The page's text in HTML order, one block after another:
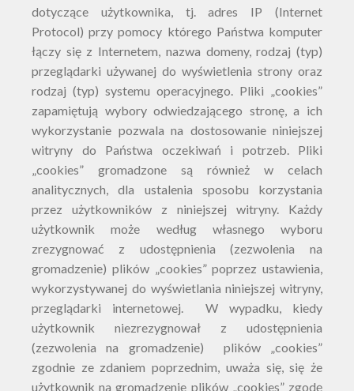
dotyczące użytkownika, tj. adres IP (Internet
Protocol) przy pomocy którego Państwa komputer
łączy się z Internetem, nazwa domeny, rodzaj (typ)
przeglądarki używanej do wyświetlenia strony oraz
rodzaj (typ) systemu operacyjnego. Pliki „cookies”
zapamiętują wybory odwiedzającego stronę, a ich
wykorzystanie pozwala na dostosowanie niniejszej
witryny do Państwa oczekiwań i potrzeb. Pliki
„cookies” gromadzone są również w celach
analitycznych, dla ustalenia sposobu korzystania
przez użytkowników z niniejszej witryny. Każdy
użytkownik może według własnego wyboru
zrezygnować z udostępnienia (zezwolenia na
gromadzenie) plików „cookies” poprzez ustawienia,
wykorzystywanej do wyświetlania niniejszej witryny,
przeglądarki internetowej. W wypadku, kiedy
użytkownik niezrezygnował z udostępnienia
(zezwolenia na gromadzenie) plików „cookies”
zgodnie ze zdaniem poprzednim, uważa się, się że
użytkownik na gromadzenie plików „cookies” zgodę